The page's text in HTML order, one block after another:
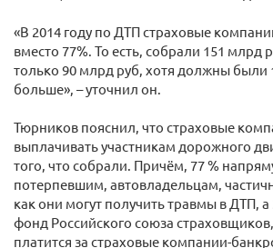
«В 2014 году по ДТП страховые
вместо 77%. То есть, собрали 151 млрд
только 90 млрд руб, хотя должны были
больше», – уточнил он.
Тюрников пояснил, что страховые
выплачивать участникам дорожного
того, что собрали. Причём, 77 %
потерпевшим, автовладельцам,
как они могут получить травмы в ДТП,
фонд Российского союза
платится за страховые компании-